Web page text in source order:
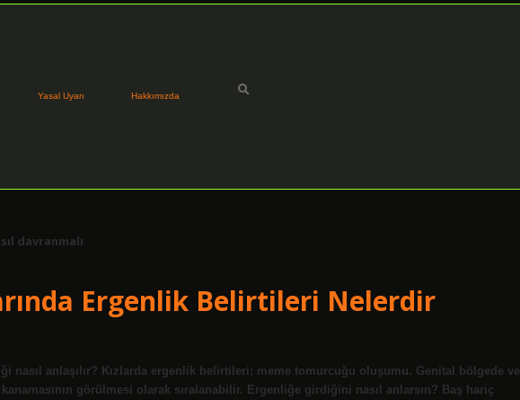
Yasal Uyarı Hakkımızda
davranmalı
Ergenlik Belirtileri Nelerdir
nasıl anlaşılır? Kızlarda ergenlik belirtileri; meme tomurcuğu oluşumu. Genital bölgede ve
görülmesi olarak sıralanabilir. Ergenliğe girdiğini nasıl anlarsın? Baş hariç